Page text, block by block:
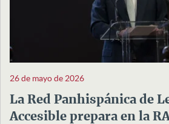
26 de mayo de 2026
La Red Panhispánica de
Accesible prepara en la